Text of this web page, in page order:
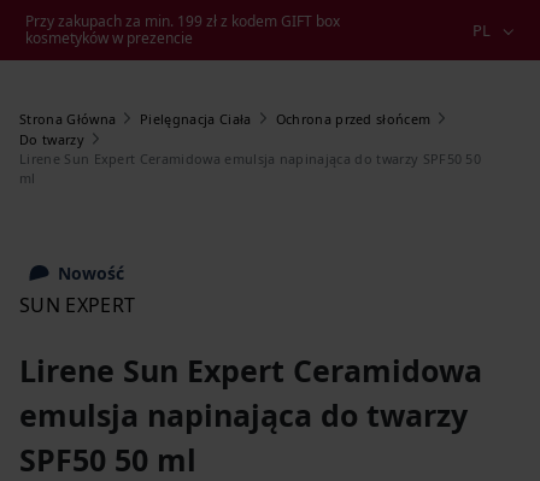
Przy zakupach za min. 199 zł z kodem GIFT box
kosmetyków w prezencie
PL
Strona Główna Pielęgnacja Ciała
Ochrona przed słońcem
Do twarzy
Lirene Sun Expert Ceramidowa emulsja napinająca do twarzy SPF50 50
ml
Nowość
SUN EXPERT
Lirene Sun Expert Ceramidowa
emulsja napinająca do twarzy
SPF50 50 ml